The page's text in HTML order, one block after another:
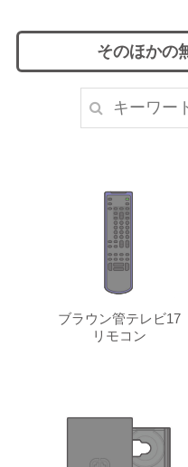
そのほかの
ブラウン管テレビ17
リモコン